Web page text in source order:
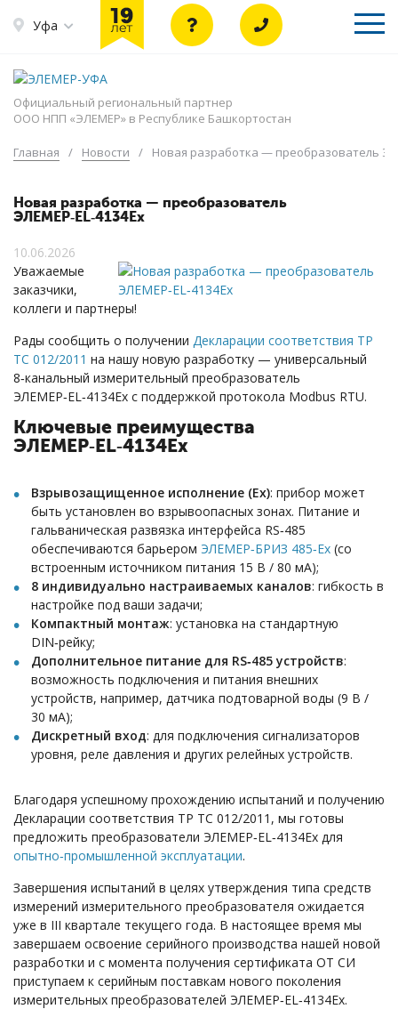
Уфа
Официальный региональный партнер
ООО НПП «ЭЛЕМЕР» в Республике Башкортостан
Главная / Новости / Новая разработка — преобразователь
Новая разработка — преобразователь
ЭЛЕМЕР‑EL‑4134Ех
10.06.2026
Уважаемые
заказчики,
коллеги и партнеры!
Рады сообщить о получении Декларации cоответствия ТР
ТС 012/2011 на нашу новую разработку — универсальный
8‑канальный измерительный преобразователь
ЭЛЕМЕР‑EL‑4134Ех с поддержкой протокола Modbus RTU.
Ключевые преимущества
ЭЛЕМЕР‑EL‑4134Ех
Взрывозащищенное исполнение (Ex): прибор может
быть установлен во взрывоопасных зонах. Питание и
гальваническая развязка интерфейса RS‑485
обеспечиваются барьером ЭЛЕМЕР‑БРИЗ 485‑Ех (со
встроенным источником питания 15 В / 80 мА);
8 индивидуально настраиваемых каналов: гибкость в
настройке под ваши задачи;
Компактный монтаж: установка на стандартную
DIN‑рейку;
Дополнительное питание для RS‑485 устройств:
возможность подключения и питания внешних
устройств, например, датчика подтоварной воды (9 В /
30 мА);
Дискретный вход: для подключения сигнализаторов
уровня, реле давления и других релейных устройств.
Благодаря успешному прохождению испытаний и получению
Декларации cоответствия ТР ТС 012/2011, мы готовы
предложить преобразователи ЭЛЕМЕР‑EL‑4134Ех для
опытно‑промышленной эксплуатации.
Завершения испытаний в целях утверждения типа средств
измерений измерительного преобразователя ожидается
уже в III квартале текущего года. В настоящее время мы
завершаем освоение серийного производства нашей новой
разработки и с момента получения сертификата ОТ СИ
приступаем к серийным поставкам нового поколения
измерительных преобразователей ЭЛЕМЕР‑EL‑4134Ex.